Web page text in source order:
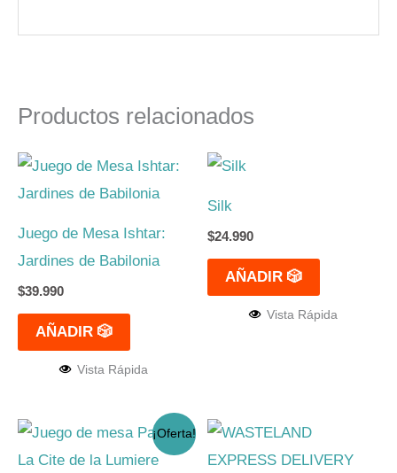
Productos relacionados
Juego de Mesa Ishtar:
Jardines de Babilonia
$39.990
AÑADIR 🎲
Vista Rápida
Silk
$24.990
AÑADIR 🎲
Vista Rápida
¡Oferta!
El
original
El
actual